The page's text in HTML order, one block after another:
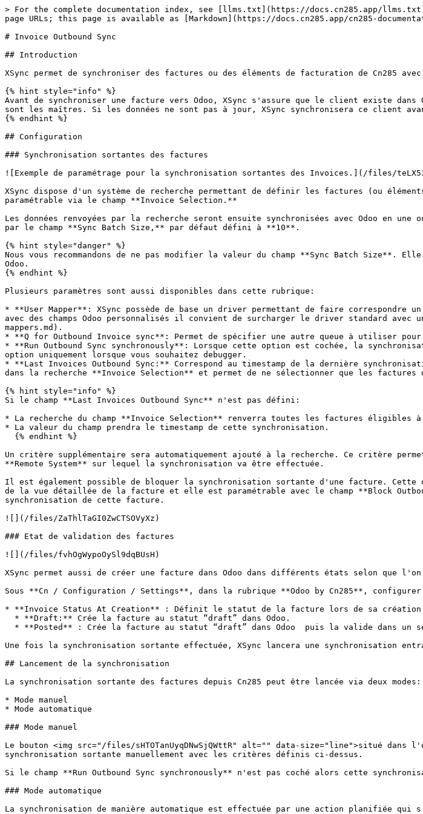
> For the complete documentation index, see [llms.txt](https://docs.cn285.app/
page URLs; this page is available as [Markdown](https://docs.cn285.app/cn285-
# Invoice Outbound Sync
## Introduction
XSync permet de synchroniser des factures ou des éléments de facturation de Cn285 avec
{% hint style="info" %}
Avant de synchroniser une facture vers Odoo, XSync s'assure que le client existe
sont les maîtres. Si les données ne sont pas à jour, XSync synchronisera ce client
{% endhint %}
## Configuration
### Synchronisation sortantes des factures
![Exemple de paramétrage pour la synchronisation sortantes des Invoices.](/files/
XSync dispose d'un système de recherche permettant de définir les factures (ou
paramétrable via le champ **Invoice Selection.**
Les données renvoyées par la recherche seront ensuite synchronisées avec Odoo en
par le champ **Sync Batch Size,** par défaut défini à **10**.
{% hint style="danger" %}
Nous vous recommandons de ne pas modifier la valeur du champ **Sync Batch Size**.
Odoo.
{% endhint %}
Plusieurs paramètres sont aussi disponibles dans cette rubrique:
* **User Mapper**: XSync possède de base un driver permettant de faire correspondre un
avec des champs Odoo personnalisés il convient de surcharger le driver standard avec
mappers.md).
* **Q for Outbound Invoice sync**: Permet de spécifier une autre queue à utiliser
* **Run Outbound Sync synchronously**: Lorsque cette option est cochée, la
option uniquement lorsque vous souhaitez debugger.
* **Last Invoices Outbound Sync:** Correspond au timestamp de la dernière
dans la recherche **Invoice Selection** et permet de ne sélectionner que les
{% hint style="info" %}
Si le champ **Last Invoices Outbound Sync** n'est pas défini:
* La recherche du champ **Invoice Selection** renverra toutes les factures éligibles
* La valeur du champ prendra le timestamp de cette synchronisation.
Un critère supplémentaire sera automatiquement ajouté à la recherche. Ce critère
**Remote System** sur lequel la synchronisation va être effectuée.
Il est également possible de bloquer la synchronisation sortante d'une facture. Cette
de la vue détaillée de la facture et elle est paramétrable avec le champ **Block
synchronisation de cette facture.
![](/files/ZaThlTaGI0ZwCTSOVyXz)
### Etat de validation des factures
![](/files/fvhOgWypoOySl9dqBUsH)
XSync permet aussi de créer une facture dans Odoo dans différents états selon que
Sous **Cn / Configuration / Settings**, dans la rubrique **Odoo by Cn285**, configurer
* **Invoice Status At Creation** : Définit le statut de la facture lors de sa création
Une fois la synchronisation sortante effectuée, XSync lancera une synchronisation
## Lancement de la synchronisation
La synchronisation sortante des factures depuis Cn285 peut être lancée via deux modes:
* Mode manuel
* Mode automatique
### Mode manuel
Le bouton <img src="/files/sHTOTanUyqDNwSjQWttR" alt="" data-size="line">situé dans
synchronisation sortante manuellement avec les critères définis ci-dessus.
Si le champ **Run Outbound Sync synchronously** n'est pas coché alors cette
### Mode automatique
La synchronisation de manière automatique est effectuée par une action planifiée qui